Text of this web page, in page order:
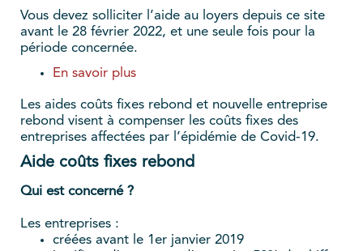
Vous devez solliciter l’aide au loyers depuis ce site
avant le 28 février 2022, et une seule fois pour la
période concernée.
En savoir plus
Les aides coûts fixes rebond et nouvelle entreprise
rebond visent à compenser les coûts fixes des
entreprises affectées par l’épidémie de Covid-19.
Aide coûts fixes rebond
Qui est concerné ?
Les entreprises :
créées avant le 1er janvier 2019